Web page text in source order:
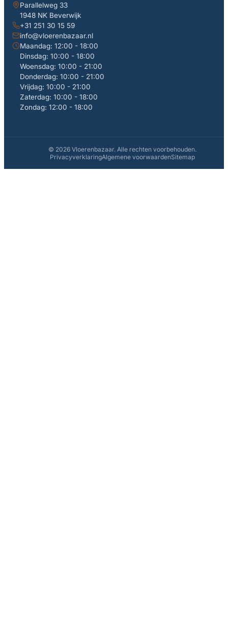
Parallelweg 33
1948 NK Beverwijk
+31 251 30 15 59
info@vloerenbazaar.nl
Maandag: 12:00 - 18:00
Dinsdag: 10:00 - 18:00
Woensdag: 10:00 - 21:00
Donderdag: 10:00 - 21:00
Vrijdag: 10:00 - 21:00
Zaterdag: 10:00 - 18:00
Zondag: 12:00 - 18:00
© 2026 Vloerenbazaar. Alle rechten voorbehouden.
PrivacyverklaringAlgemene voorwaardenSitemap